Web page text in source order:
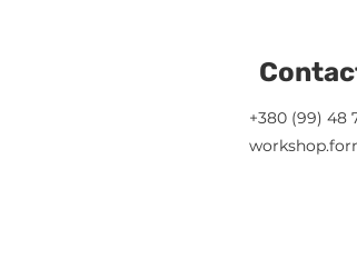
+380 (99) 48